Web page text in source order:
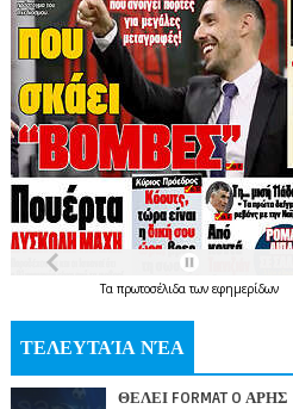
Τα πρωτοσέλιδατων εφημερίδων
ΤΕΛΕΥΤΑΊΑ ΝΈΑ
ΘΕΛΕΙ FORMAT O ΑΡΗΣ